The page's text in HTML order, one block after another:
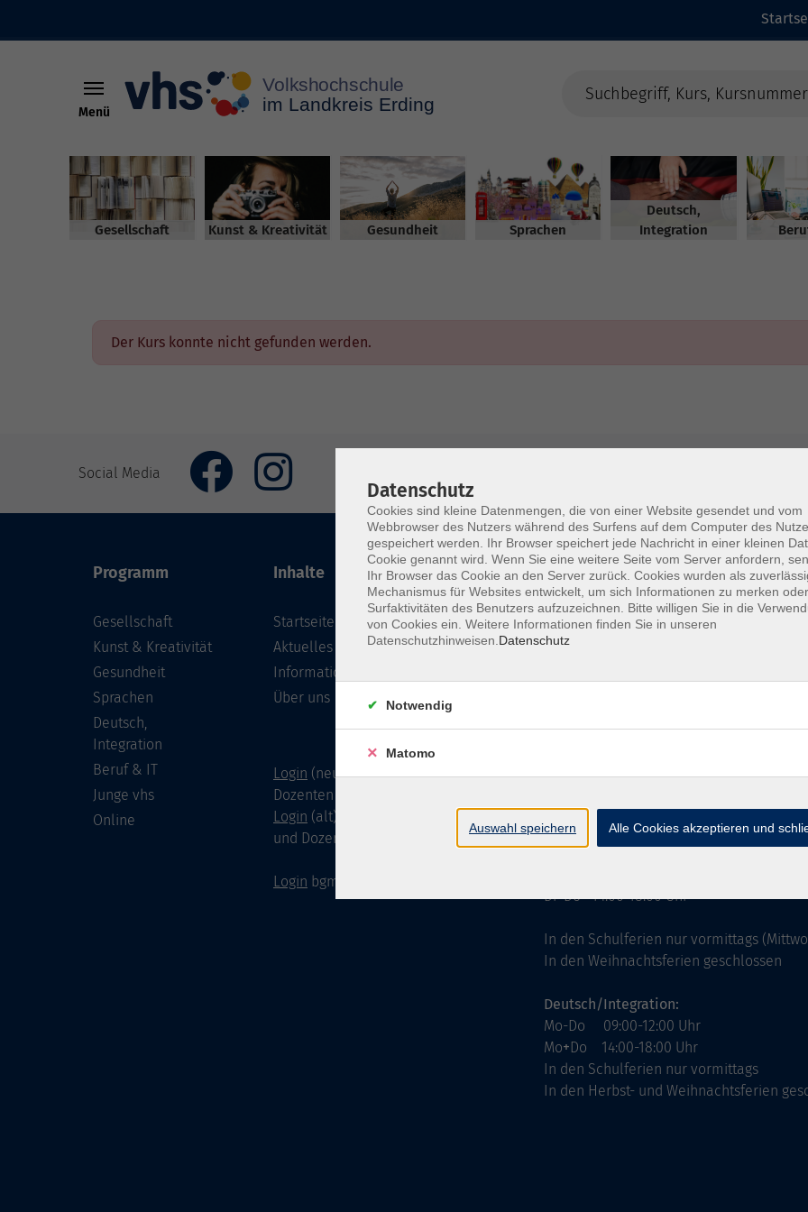
Menü
Gesellschaft Kunst & Kreativität Gesundheit Sprachen
Deutsch,
Integration
Der Kurs konnte nicht gefunden werden.
Social Media
Programm
Gesellschaft
Kunst & Kreativität
Gesundheit
Sprachen
Deutsch,
Integration
Beruf & IT
Junge vhs
Online
Inhalte
Startseite
Aktuelles
Informationen
Über uns
Login (neu) für Dozentinnen und
Dozenten
Login (alt) für Dozentinnen
und Dozenten
Login bgm-cloud
Volkshochschule im Lkr. Erding
Zweckverband Volkshochschule im Lkr.
Lethnerstr. 13
85435 ErdingGoogleMaps®
Servicezeiten
allgemein:
Di+Do 14:00-18:00 Uhr
In den Schulferien nur vormittags
In den Weihnachtsferien geschlossen
Deutsch/Integration:
Mo-Do 09:00-12:00 Uhr
Mo+Do 14:00-18:00 Uhr
In den Schulferien nur vormittags
In den Herbst- und Weihnachtsferien
Datenschutz
Cookies sind kleine Datenmengen, die von einer Website gesendet und vom
Webbrowser des Nutzers während des Surfens auf dem Computer des
gespeichert werden. Ihr Browser speichert jede Nachricht in einer kleinen
Cookie genannt wird. Wenn Sie eine weitere Seite vom Server anfordern,
Ihr Browser das Cookie an den Server zurück. Cookies wurden als
Mechanismus für Websites entwickelt, um sich Informationen zu merken
Surfaktivitäten des Benutzers aufzuzeichnen. Bitte willigen Sie in die
von Cookies ein. Weitere Informationen finden Sie in unseren
Datenschutzhinweisen. Datenschutz
Notwendig
Matomo
Auswahl speichern Alle Cookies akzeptieren und